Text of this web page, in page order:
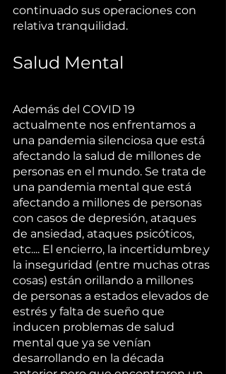
continuado sus operaciones con
relativa tranquilidad.
Salud Mental
Además del COVID 19
actualmente nos enfrentamos a
una pandemia silenciosa que está
afectando la salud de millones de
personas en el mundo. Se trata de
una pandemia mental que está
afectando a millones de personas
con casos de depresión, ataques
de ansiedad, ataques psicóticos,
etc.... El encierro, la incertidumbre,y
la inseguridad (entre muchas otras
cosas) están orillando a millones
de personas a estados elevados de
estrés y falta de sueño que
inducen problemas de salud
mental que ya se venían
desarrollando en la década